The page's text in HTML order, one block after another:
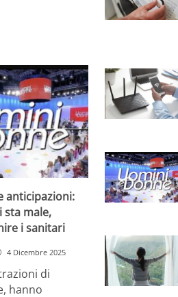
anticipazioni:
sta male,
i sanitari
4 Dicembre 2025
di
hanno